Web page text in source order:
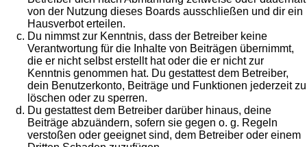
von der Nutzung dieses Boards ausschließen und dir ein
Hausverbot erteilen.
Du nimmst zur Kenntnis, dass der Betreiber keine
Verantwortung für die Inhalte von Beiträgen übernimmt,
die er nicht selbst erstellt hat oder die er nicht zur
Kenntnis genommen hat. Du gestattest dem Betreiber,
dein Benutzerkonto, Beiträge und Funktionen jederzeit zu
löschen oder zu sperren.
Du gestattest dem Betreiber darüber hinaus, deine
Beiträge abzuändern, sofern sie gegen o. g. Regeln
verstoßen oder geeignet sind, dem Betreiber oder einem